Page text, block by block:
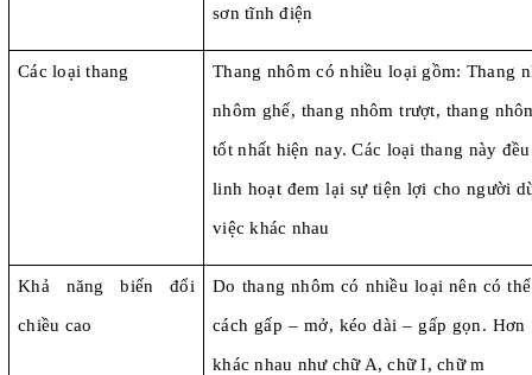
sơn tĩnh điện
Các loại thang Thang nhôm có nhiều loại gồm: Thang
nhôm ghế, thang nhôm trượt, thang
tốt nhất hiện nay. Các loại thang này
linh hoạt đem lại sự tiện lợi cho người
việc khác nhau
Khả năng biến đổi
chiều cao
Do thang nhôm có nhiều loại nên có
cách gấp – mở, kéo dài – gấp gọn.
khác nhau như chữ A, chữ I, chữ m